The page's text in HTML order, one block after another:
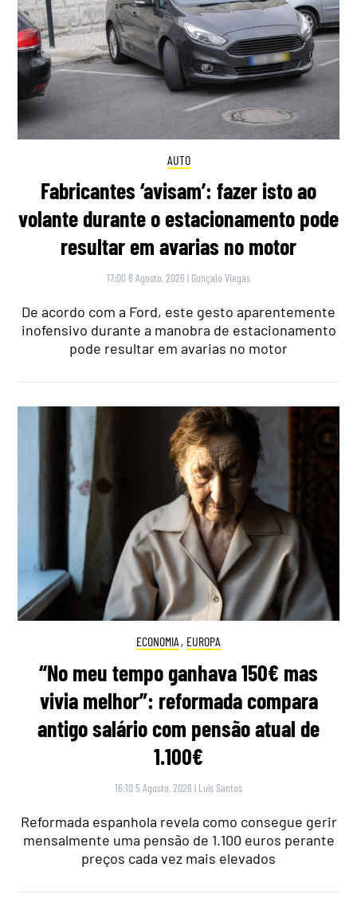
AUTO
Fabricantes ‘avisam’: fazer isto ao
volante durante o estacionamento pode
resultar em avarias no motor
17:00 6 Agosto, 2026 | Gonçalo Viegas
De acordo com a Ford, este gesto aparentemente
inofensivo durante a manobra de estacionamento
pode resultar em avarias no motor
ECONOMIA , EUROPA
“No meu tempo ganhava 150€ mas
vivia melhor”: reformada compara
antigo salário com pensão atual de
1.100€
16:10 5 Agosto, 2026 | Luís Santos
Reformada espanhola revela como consegue gerir
mensalmente uma pensão de 1.100 euros perante
preços cada vez mais elevados